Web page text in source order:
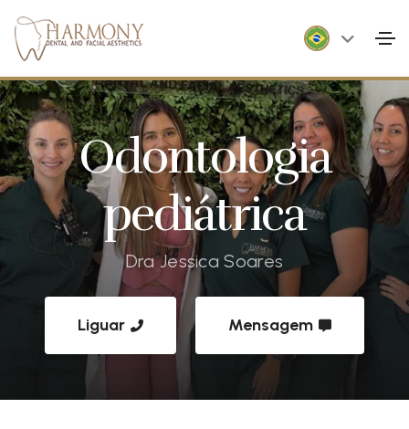
Odontologia
pediátrica
Dra Jessica Soares
Liguar Mensagem